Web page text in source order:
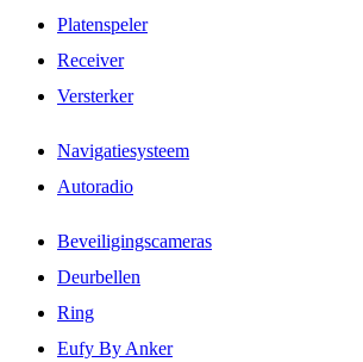
Platenspeler
Receiver
Versterker
Navigatiesysteem
Autoradio
Beveiligingscameras
Deurbellen
Ring
Eufy By Anker